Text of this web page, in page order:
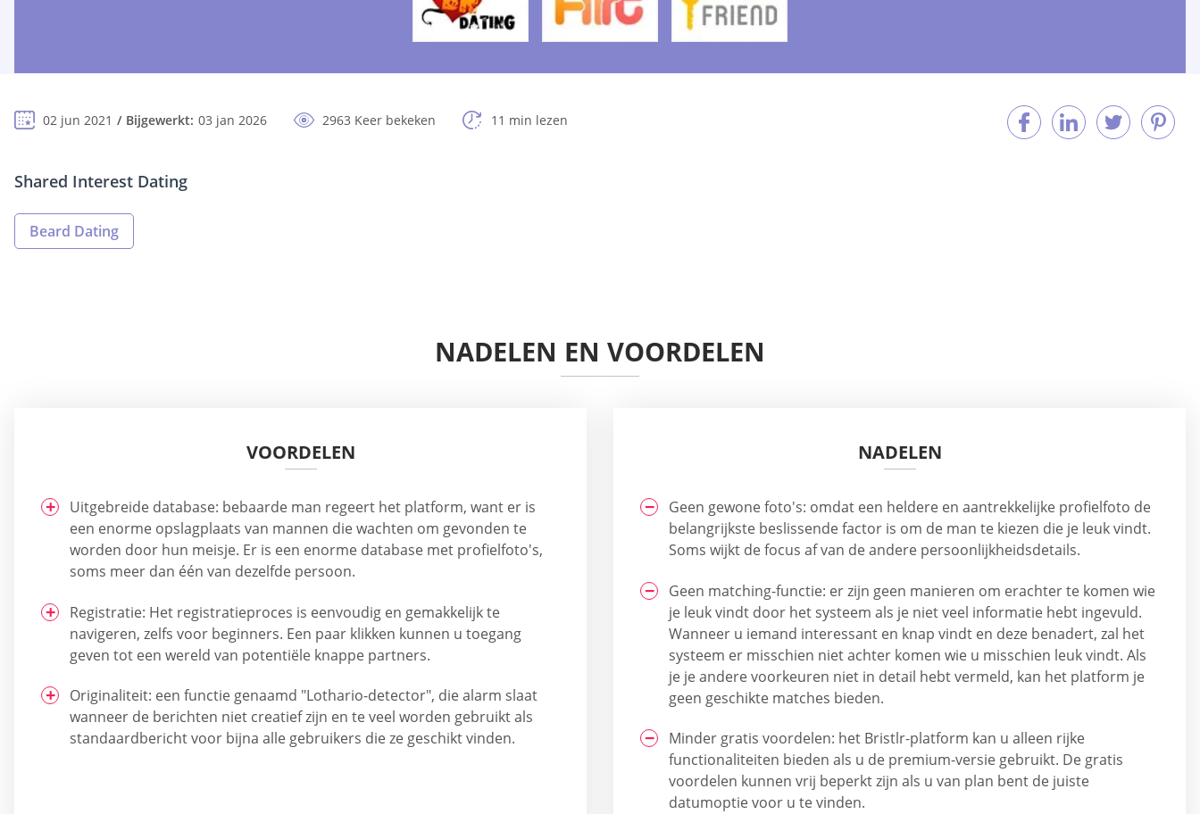
02 jun 2021 Bijgewerkt: 03 jan 2026 2963 Keer bekeken 11 min lezen
Shared Interest Dating
Beard Dating
NADELEN EN VOORDELEN
VOORDELEN
Uitgebreide database: bebaarde man regeert het platform, want er is
een enorme opslagplaats van mannen die wachten om gevonden te
worden door hun meisje. Er is een enorme database met profielfoto's,
soms meer dan één van dezelfde persoon.
Registratie: Het registratieproces is eenvoudig en gemakkelijk te
navigeren, zelfs voor beginners. Een paar klikken kunnen u toegang
geven tot een wereld van potentiële knappe partners.
Originaliteit: een functie genaamd "Lothario-detector", die alarm slaat
wanneer de berichten niet creatief zijn en te veel worden gebruikt als
standaardbericht voor bijna alle gebruikers die ze geschikt vinden.
NADELEN
Geen gewone foto's: omdat een heldere en aantrekkelijke profielfoto de
belangrijkste beslissende factor is om de man te kiezen die je leuk vindt.
Soms wijkt de focus af van de andere persoonlijkheidsdetails.
Geen matching-functie: er zijn geen manieren om erachter te komen wie
je leuk vindt door het systeem als je niet veel informatie hebt ingevuld.
Wanneer u iemand interessant en knap vindt en deze benadert, zal het
systeem er misschien niet achter komen wie u misschien leuk vindt. Als
je je andere voorkeuren niet in detail hebt vermeld, kan het platform je
geen geschikte matches bieden.
Minder gratis voordelen: het Bristlr-platform kan u alleen rijke
functionaliteiten bieden als u de premium-versie gebruikt. De gratis
voordelen kunnen vrij beperkt zijn als u van plan bent de juiste
datumoptie voor u te vinden.